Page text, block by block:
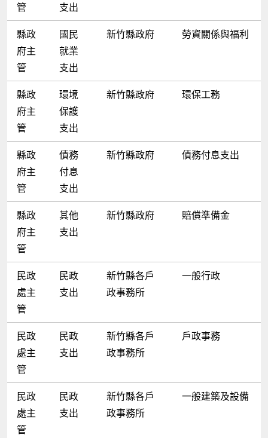
管
支出
縣政
府主
管
國民
就業
支出
新竹縣政府 勞資關係與福利
縣政
府主
管
環境
保護
支出
新竹縣政府 環保工務
縣政
府主
管
債務
付息
支出
新竹縣政府 債務付息支出
縣政
府主
管
其他
支出
新竹縣政府 賠償準備金
民政
處主
管
民政
支出
新竹縣各戶
政事務所
一般行政
民政
處主
管
民政
支出
新竹縣各戶
政事務所
戶政事務
民政
處主
管
民政
支出
新竹縣各戶
政事務所
一般建築及設備